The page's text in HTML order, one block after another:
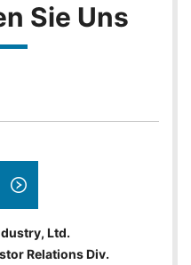
Sie Uns
Ltd.
Relations Div.